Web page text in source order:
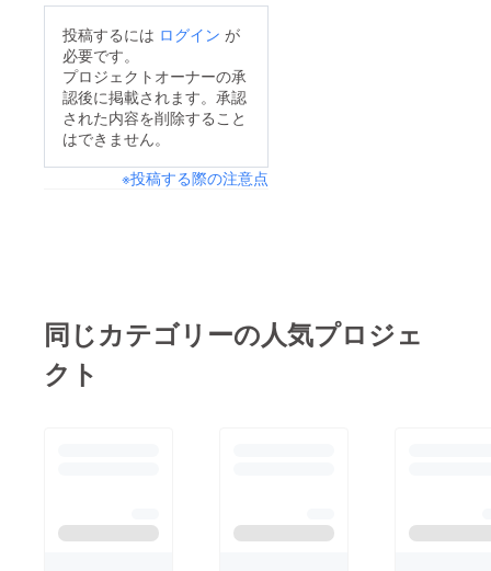
月末のことでした。
「企画」と「脚本」の
制作にはかなりの時間
をかけました。主に監
し合いを重ね、練り直
ング」なども行いまし
た。②撮影撮影前日に
もあり、猛暑日の撮影
投稿するには ログイン が
必要です。
プロジェクトオーナーの承
認後に掲載されます。承認
された内容を削除すること
はできません。
※投稿する際の注意点
同じカテゴリーの人気プロジェ
クト